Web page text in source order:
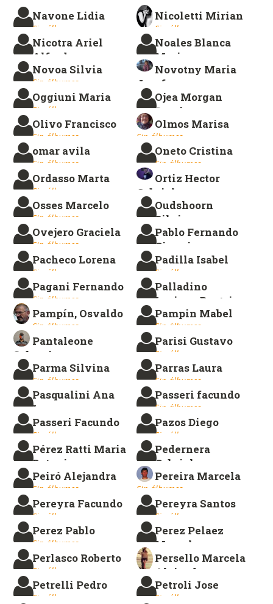
Sin álbumes.
Navone Lidia
Sin álbumes.
Nicoletti Mirian
Sin álbumes.
Nicotra Ariel
Alfredo
Sin álbumes.
Noales Blanca
Maria
Sin álbumes.
Novoa Silvia
Sin álbumes.
Novotny Maria
Josefa
Sin álbumes.
Oggiuni Maria
Sin álbumes.
Ojea Morgan
Sergio
Sin álbumes.
Olivo Francisco
Sin álbumes.
Olmos Marisa
Sin álbumes.
omar avila
Sin álbumes.
Oneto Cristina
Sin álbumes.
Ordasso Marta
Sin álbumes.
Ortiz Hector
Gabriel
Sin álbumes.
Osses Marcelo
Sin álbumes.
Oudshoorn
Silvina
Sin álbumes.
Ovejero Graciela
Sin álbumes.
Pablo Fernando
Cimmino
Sin álbumes.
Pacheco Lorena
Sin álbumes.
Padilla Isabel
Sin álbumes.
Pagani Fernando
Sin álbumes.
Palladino
Luciana Beatriz
Sin álbumes.
Pampín, Osvaldo
Sin álbumes.
Pampin Mabel
Sin álbumes.
Pantaleone
Sebastian
Sin álbumes.
Parisi Gustavo
Sin álbumes.
Parma Silvina
Sin álbumes.
Parras Laura
Sin álbumes.
Pasqualini Ana
Laura
Sin álbumes.
Passeri facundo
Sin álbumes.
Passeri Facundo
Sin álbumes.
Pazos Diego
Sin álbumes.
Pérez Ratti Maria
Betania
Sin álbumes.
Pedernera
Gabriela
Sin álbumes.
Peiró Alejandra
Sin álbumes.
Pereira Marcela
Sin álbumes.
Pereyra Facundo
Sin álbumes.
Pereyra Santos
Sin álbumes.
Perez Pablo
Sin álbumes.
Perez Pelaez
Marcelo
Sin álbumes.
Perlasco Roberto
Sin álbumes.
Persello Marcela
Alejandra
Sin álbumes.
Petrelli Pedro
Sin álbumes.
Petroli Jose
Sin álbumes.